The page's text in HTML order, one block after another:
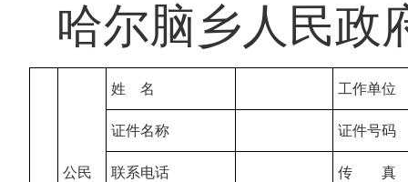
哈尔脑乡人民政
公民
姓 名 工作单位
证件名称 证件号码
联系电话 传 真